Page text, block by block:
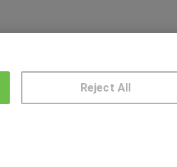
Reject All